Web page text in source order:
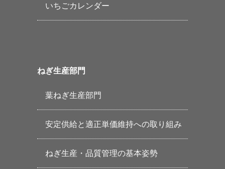
いちごカレンダー
ねぎ生産部門
葉ねぎ生産部門
安定供給と適正単価維持への取り組み
ねぎ生産・品質管理の基本姿勢